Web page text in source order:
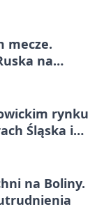
mecze.
na
rynku
Śląska i
na Boliny.